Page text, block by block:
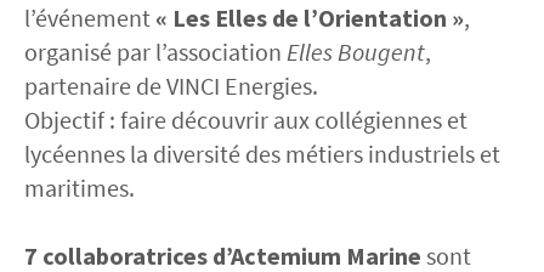
l’événement « Les Elles de l’Orientation »,
organisé par l’association Elles Bougent,
partenaire de VINCI Energies.
Objectif : faire découvrir aux collégiennes et
lycéennes la diversité des métiers industriels et
maritimes.
7 collaboratrices d’Actemium Marine sont